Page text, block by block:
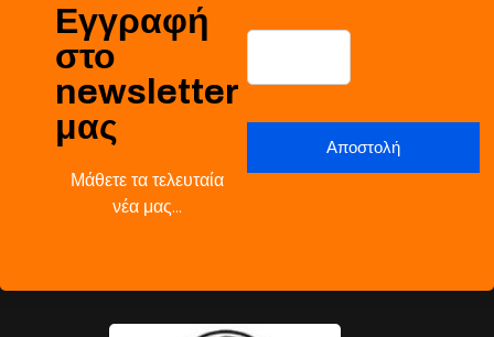
Εγγραφή
στο
newsletter
μας
Μάθετε τα τελευταία
νέα μας…